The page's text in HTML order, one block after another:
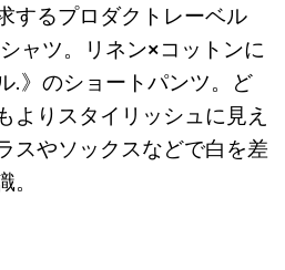
するプロダクトレーベル
ャツ。リネン×コットンに
.》のショートパンツ。ど
よりスタイリッシュに見え
スやソックスなどで白を差